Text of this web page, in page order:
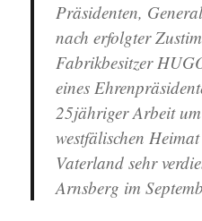
Präsidenten,
nach erfolgter
Fabrikbesitzer
eines
25jähriger Arbeit
westfälischen
Vaterland sehr
Arnsberg im